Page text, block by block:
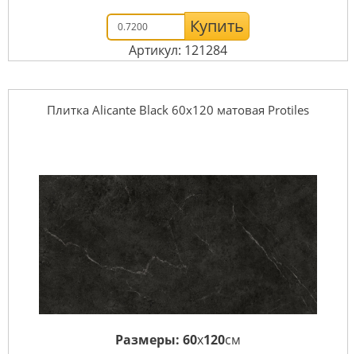
Купить
Артикул: 121284
Плитка Alicante Black 60х120 матовая Protiles
Размеры: 60x120см